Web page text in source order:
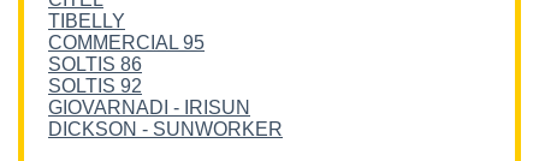
TIBELLY
COMMERCIAL 95
SOLTIS 86
SOLTIS 92
GIOVARNADI - IRISUN
DICKSON - SUNWORKER